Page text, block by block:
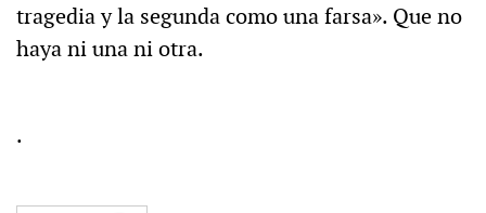
tragedia y la segunda como una farsa». Que no
haya ni una ni otra.
.